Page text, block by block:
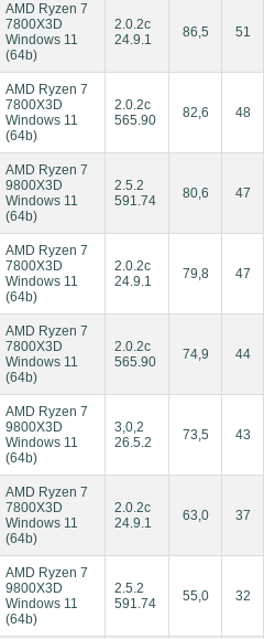
AMD Ryzen 7
7800X3D
Windows 11
(64b)
2.0.2c
24.9.1
86,5 51
AMD Ryzen 7
7800X3D
Windows 11
(64b)
2.0.2c
565.90
82,6 48
AMD Ryzen 7
9800X3D
Windows 11
(64b)
2.5.2
591.74
80,6 47
AMD Ryzen 7
7800X3D
Windows 11
(64b)
2.0.2c
24.9.1
79,8 47
AMD Ryzen 7
7800X3D
Windows 11
(64b)
2.0.2c
565.90
74,9 44
AMD Ryzen 7
9800X3D
Windows 11
(64b)
3,0,2
26.5.2
73,5 43
AMD Ryzen 7
7800X3D
Windows 11
(64b)
2.0.2c
24.9.1
63,0 37
AMD Ryzen 7
9800X3D
Windows 11
(64b)
2.5.2
591.74
55,0 32